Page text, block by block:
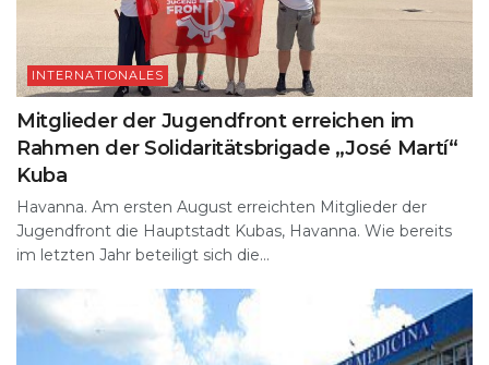
INTERNATIONALES
Mitglieder der Jugendfront erreichen im
Rahmen der Solidaritätsbrigade „José Martí“
Kuba
Havanna. Am ersten August erreichten Mitglieder der
Jugendfront die Hauptstadt Kubas, Havanna. Wie bereits
im letzten Jahr beteiligt sich die...